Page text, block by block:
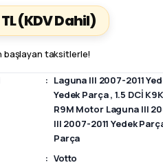
(KDV Dahil)
başlayan taksitlerle!
Laguna III 2007-2011
Yedek Parça,1.5 DCİ
R9M Motor Laguna III
III 2007-2011 Yedek
Parça
Votto